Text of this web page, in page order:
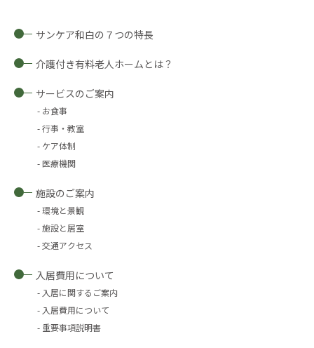
サンケア和白の７つの特長
介護付き有料老人ホームとは？
サービスのご案内
お食事
行事・教室
ケア体制
医療機関
施設のご案内
環境と景観
施設と居室
交通アクセス
入居費用について
入居に関するご案内
入居費用について
重要事項説明書